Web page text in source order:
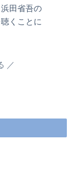
田省吾の
くことに